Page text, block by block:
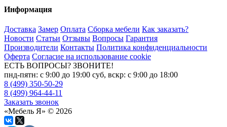
Информация
Доставка Замер Оплата Сборка мебели Как заказать?
Новости Статьи Отзывы Вопросы Гарантия
Производители Контакты Политика конфиденциальности
Оферта Согласие на использование cookie
ЕСТЬ ВОПРОСЫ? ЗВОНИТЕ!
пнд-пятн: с 9:00 до 19:00 суб, вскр: с 9:00 до 18:00
8 (499) 350-50-29
8 (499) 964-44-11
Заказать звонок
«Мебель Я» © 2026